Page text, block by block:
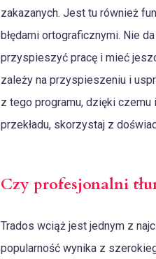
zakazanych. Jest tu również
błędami ortograficznymi. Nie
przyspieszyć pracę i mieć
zależy na przyspieszeniu i
z tego programu, dzięki
przekładu, skorzystaj z
Czy profesjonalni
Trados wciąż jest jednym z
popularność wynika z